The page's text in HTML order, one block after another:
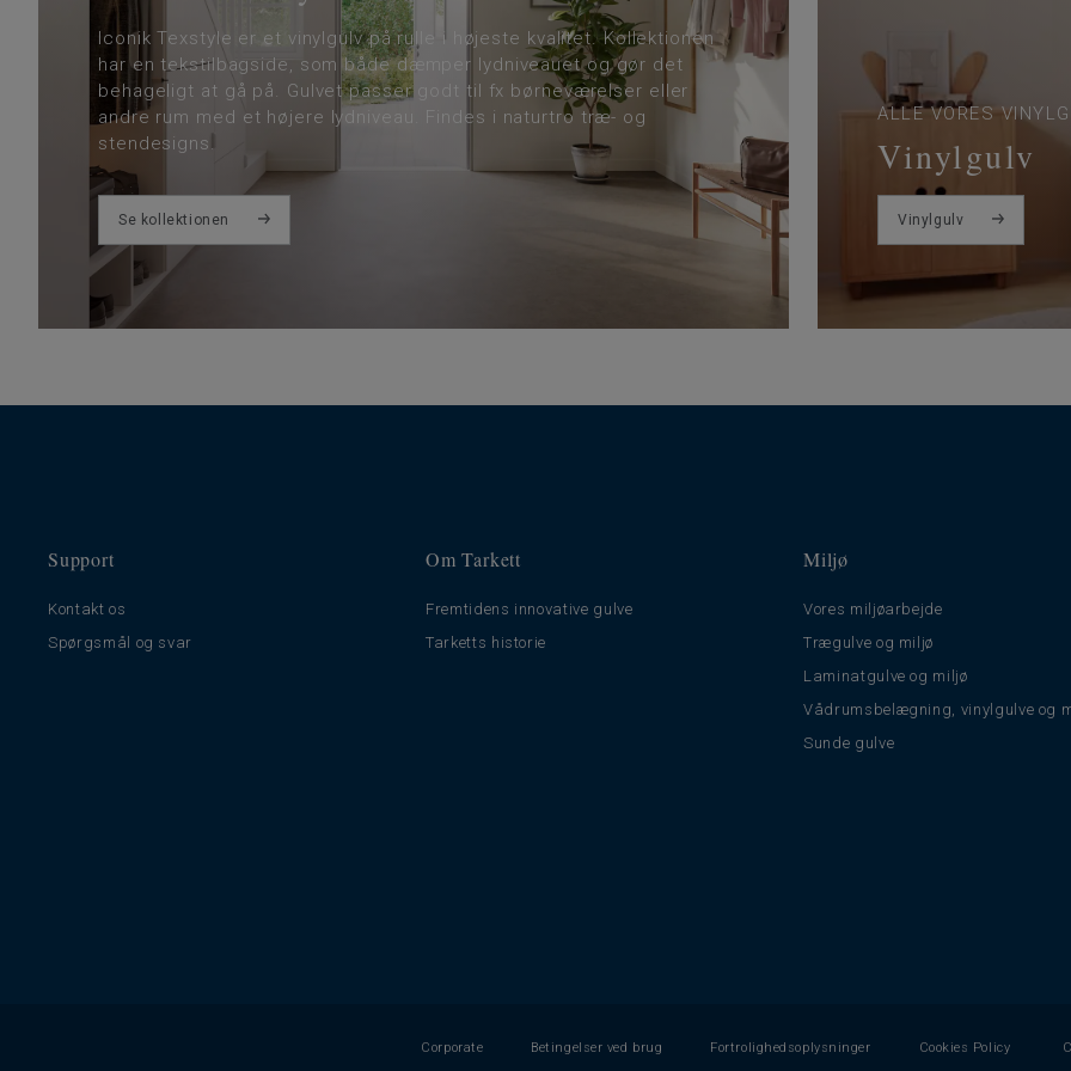
Iconik Texstyle er et vinylgulv på rulle i højeste kvalitet. Kollektionen
har en tekstilbagside, som både dæmper lydniveauet og gør det
behageligt at gå på. Gulvet passer godt til fx børneværelser eller
andre rum med et højere lydniveau. Findes i naturtro træ- og
stendesigns.
Se kollektionen
ALLE VORES
Vinylgulv
Vinylgulv
Support
Kontakt os
Spørgsmål og svar
Om Tarkett
Fremtidens innovative gulve
Tarketts historie
Miljø
Vores miljøarbejde
Trægulve og miljø
Laminatgulve og miljø
Vådrumsbelægning, vinylgulve og
Sunde gulve
Corporate Betingelser ved brug Fortrolighedsoplysninger Cookies Policy